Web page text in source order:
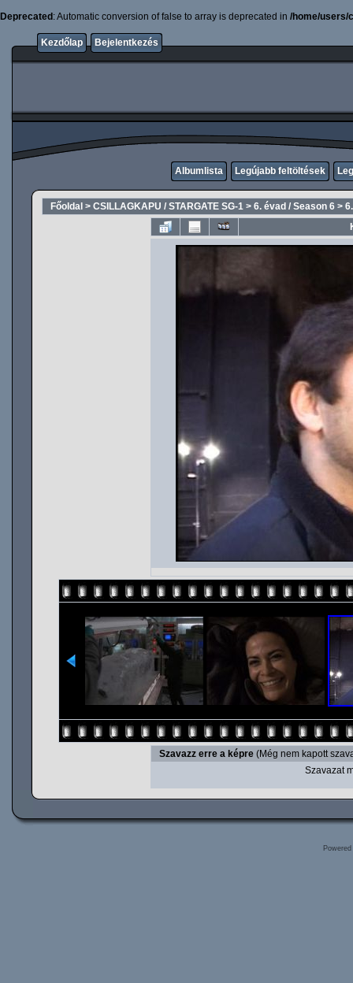
Deprecated : Automatic conversion of false to array is deprecated in /home/users/
Kezdőlap Bejelentkezés
Albumlista Legújabb feltöltések
Főoldal > CSILLAGKAPU / STARGATE SG-1 > 6. évad / Season 6 >
Szavazz erre a képre (Még nem kapott
Szavazat